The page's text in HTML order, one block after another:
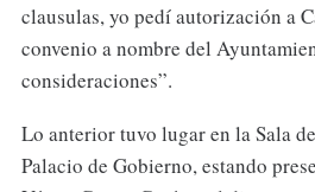
clausulas, yo pedí autorización a
convenio a nombre del
consideraciones”.
Lo anterior tuvo lugar en la Sala
Palacio de Gobierno, estando